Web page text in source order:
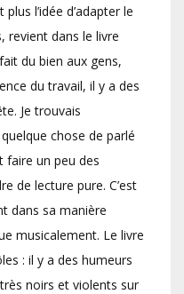
l’idée d’adapter le
revient dans le livre
du bien aux gens,
du travail, il y a des
Je trouvais
chose de parlé
faire un peu des
de lecture pure. C’est
dans sa manière
musicalement. Le livre
: il y a des humeurs
noirs et violents sur